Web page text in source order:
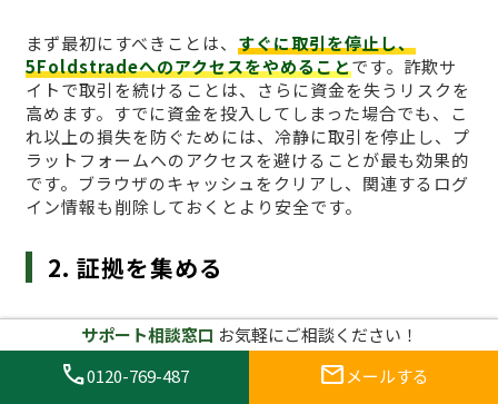
まず最初にすべきことは、 すぐに取引を停止し、
5Foldstradeへのアクセスをやめることです。詐欺サ
イトで取引を続けることは、さらに資金を失うリスクを
高めます。すでに資金を投入してしまった場合でも、こ
れ以上の損失を防ぐためには、冷静に取引を停止し、プ
ラットフォームへのアクセスを避けることが最も効果的
です。ブラウザのキャッシュをクリアし、関連するログ
イン情報も削除しておくとより安全です。
2. 証拠を集める
詐欺に遭った場合、証拠を集めることが非常に重要で
す。取引履歴、入金記録、通信内容、スクリーンショッ
トなど、可能な限り詳細な証拠を収集しましょう。これ
サポート相談窓口 お気軽にご相談ください！
call0120-769-487 mail メールする